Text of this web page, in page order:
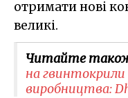
отримати нові
великі.
Читайте
на гвинтокрили
виробництва: